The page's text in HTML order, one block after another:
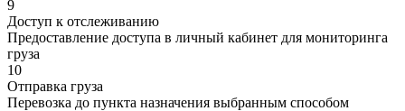
9
Доступ к отслеживанию
Предоставление доступа в личный кабинет для мониторинга
груза
10
Отправка груза
Перевозка до пункта назначения выбранным способом